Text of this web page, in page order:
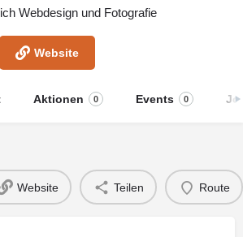
Webdesign und Fotografie
Website
Aktionen 0 Events 0
Website Teilen Route